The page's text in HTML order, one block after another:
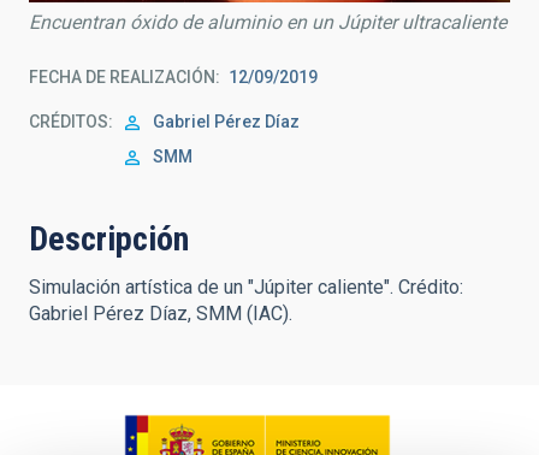
Encuentran óxido de aluminio en un Júpiter ultracaliente
FECHA DE REALIZACIÓN 12/09/2019
CRÉDITOS
Gabriel Pérez Díaz
SMM
Descripción
Simulación artística de un "Júpiter caliente". Crédito:
Gabriel Pérez Díaz, SMM (IAC).